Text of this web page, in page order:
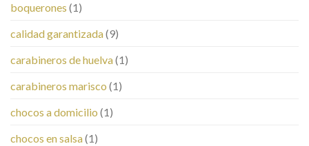
boquerones (1)
calidad garantizada(9)
carabineros de huelva(1)
carabineros marisco (1)
chocos a domicilio (1)
chocos en salsa(1)